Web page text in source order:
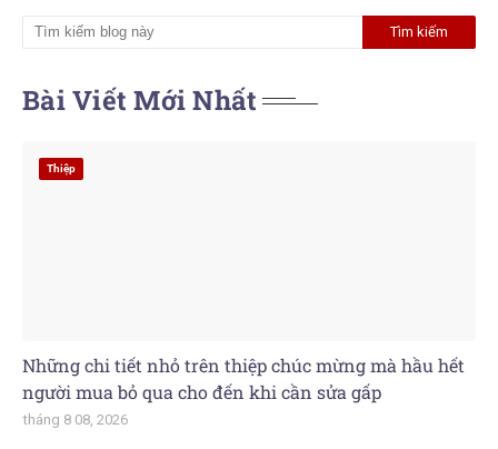
Bài Viết Mới Nhất
Thiệp
Những chi tiết nhỏ trên thiệp chúc mừng mà hầu hết
người mua bỏ qua cho đến khi cần sửa gấp
tháng 8 08, 2026